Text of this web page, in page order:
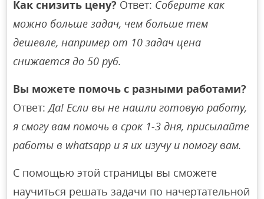
Как снизить цену? Ответ: Соберите как
можно больше задач, чем больше тем
дешевле, например от 10 задач цена
снижается до 50 руб.
Вы можете помочь с разными работами?
Ответ:Да! Если вы не нашли готовую работу,
я смогу вам помочь в срок 1-3 дня, присылайте
работы в whatsapp и я их изучу и помогу вам.
С помощью этой страницы вы сможете
научиться решать задачи по начертательной